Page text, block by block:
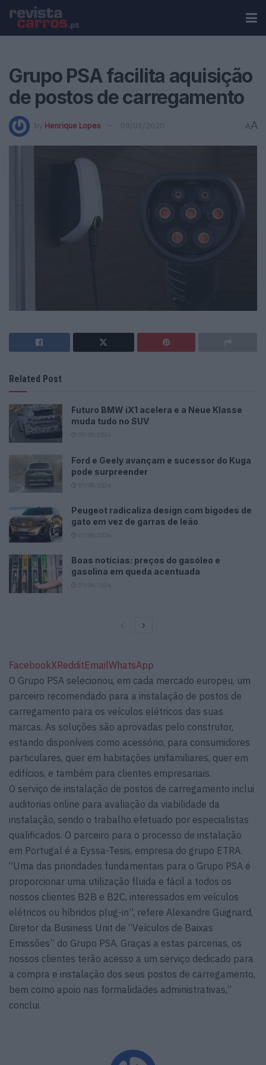
Grupo PSA facilita aquisição
de postos de carregamento
by Henrique Lopes 09/03/2020 AA
Related Post
Futuro BMW iX1 acelera e a Neue Klasse
muda tudo no SUV
Ford e Geely avançam e sucessor do Kuga
pode surpreender
Peugeot radicaliza design com bigodes de
gato em vez de garras de leão
Boas notícias: preços do gasóleo e
gasolina em queda acentuada
FacebookXRedditEmailWhatsApp
O Grupo PSA selecionou, em cada mercado europeu, um
parceiro recomendado para a instalação de postos de
carregamento para os veículos elétricos das suas
marcas. As soluções são aprovadas pelo construtor,
estando disponíveis como acessório, para consumidores
particulares, quer em habitações unifamiliares, quer em
edifícios, e também para clientes empresariais.
O serviço de instalação de postos de carregamento inclui
auditorias online para avaliação da viabilidade da
instalação, sendo o trabalho efetuado por especialistas
qualificados. O parceiro para o processo de instalação
em Portugal é a Eyssa-Tesis, empresa do grupo ETRA.
“Uma das prioridades fundamentais para o Grupo PSA é
proporcionar uma utilização fluida e fácil a todos os
nossos clientes B2B e B2C, interessados em veículos
elétricos ou híbridos plug-in”, refere Alexandre Guignard,
Diretor da Business Unit de “Veículos de Baixas
Emissões” do Grupo PSA. Graças a estas parcerias, os
nossos clientes terão acesso a um serviço dedicado para
a compra e instalação dos seus postos de carregamento,
bem como apoio nas formalidades administrativas,”
conclui.